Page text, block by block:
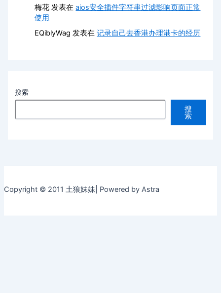
梅花 发表在aios安全插件字符串过滤影响页面正常
使用
EQiblyWag 发表在记录自己去香港办理港卡的经历
搜索
搜
索
Copyright © 2011 土狼妹妹| Powered by Astra